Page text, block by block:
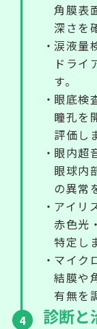
角膜表
深さを
涙液量
ドライ
す。
眼底検
瞳孔を
評価し
眼内超
眼球内
の異常
アイリ
赤色光
特定し
マイク
結膜や
有無を
4
診断と